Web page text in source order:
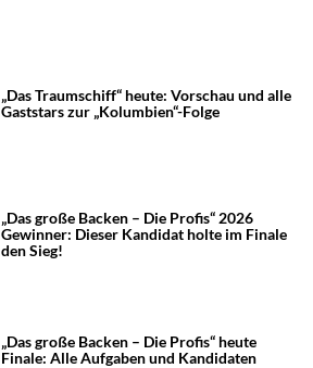
„Das Traumschiff“ heute: Vorschau und alle
Gaststars zur „Kolumbien“-Folge
„Das große Backen – Die Profis“ 2026
Gewinner: Dieser Kandidat holte im Finale
den Sieg!
„Das große Backen – Die Profis“ heute
Finale: Alle Aufgaben und Kandidaten